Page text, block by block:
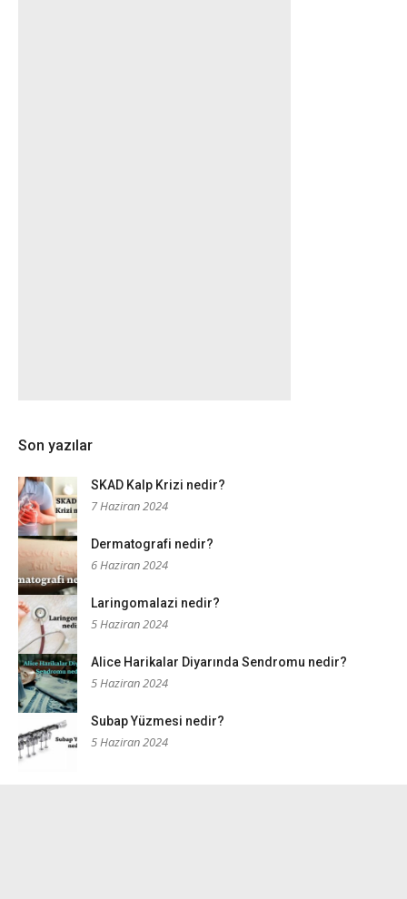
Son yazılar
SKAD Kalp Krizi nedir?
7 Haziran 2024
Dermatografi nedir?
6 Haziran 2024
Laringomalazi nedir?
5 Haziran 2024
Alice Harikalar Diyarında Sendromu nedir?
5 Haziran 2024
Subap Yüzmesi nedir?
5 Haziran 2024